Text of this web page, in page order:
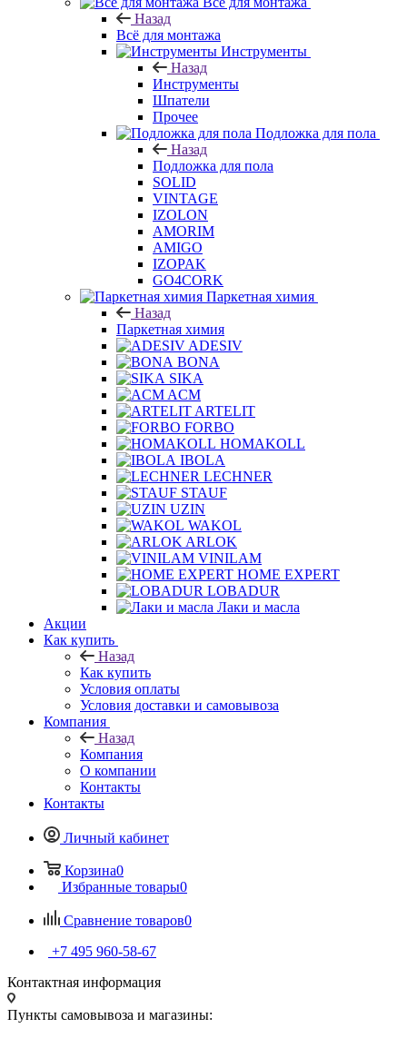
Назад
Всё для монтажа
Инструменты
Назад
Инструменты
Шпатели
Прочее
Подложка для пола
Назад
Подложка для пола
SOLID
VINTAGE
IZOLON
AMORIM
AMIGO
IZOPAK
GO4CORK
Паркетная химия
Назад
Паркетная химия
ADESIV
BONA
SIKA
ACM
ARTELIT
FORBO
HOMAKOLL
IBOLA
LECHNER
STAUF
UZIN
WAKOL
ARLOK
VINILAM
HOME EXPERT
LOBADUR
Лаки и масла
Акции
Как купить
Назад
Как купить
Условия оплаты
Условия доставки и самовывоза
Компания
Назад
Компания
О компании
Контакты
Контакты
Личный кабинет
Корзина0
Избранные товары0
Сравнение товаров0
+7 495 960-58-67
Контактная информация
Пункты самовывоза и магазины: